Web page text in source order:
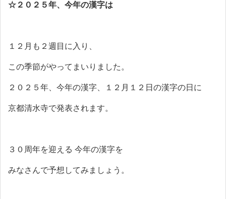
☆２０２５年、今年の漢字は
１２月も２週目に入り、
この季節がやってまいりました。
２０２５年、今年の漢字、１２月１２日の漢字の日に
京都清水寺で発表されます。
３０周年を迎える 今年の漢字を
みなさんで予想してみましょう。